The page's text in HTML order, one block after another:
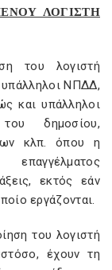
ΛΟΓΙΣΤΗ
του λογιστή
υπάλληλοι ΝΠΔΔ,
και υπάλληλοι
δημοσίου,
κλπ. όπου η
εκτός εάν
εργάζονται.
του λογιστή
έχουν τη